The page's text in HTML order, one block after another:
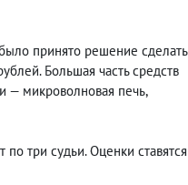
принято решение сделать
Большая часть средств
— микроволновая печь,
три судьи. Оценки ставятся